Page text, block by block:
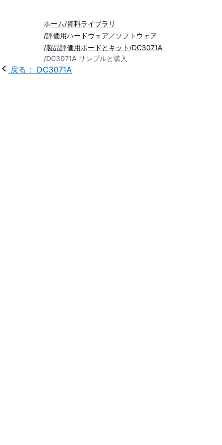
ホーム 資料ライブラリ
評価用ハードウェア／ソフトウェア
製品評価用ボードとキット DC3071A
DC3071A サンプルと購入
戻る： DC3071A